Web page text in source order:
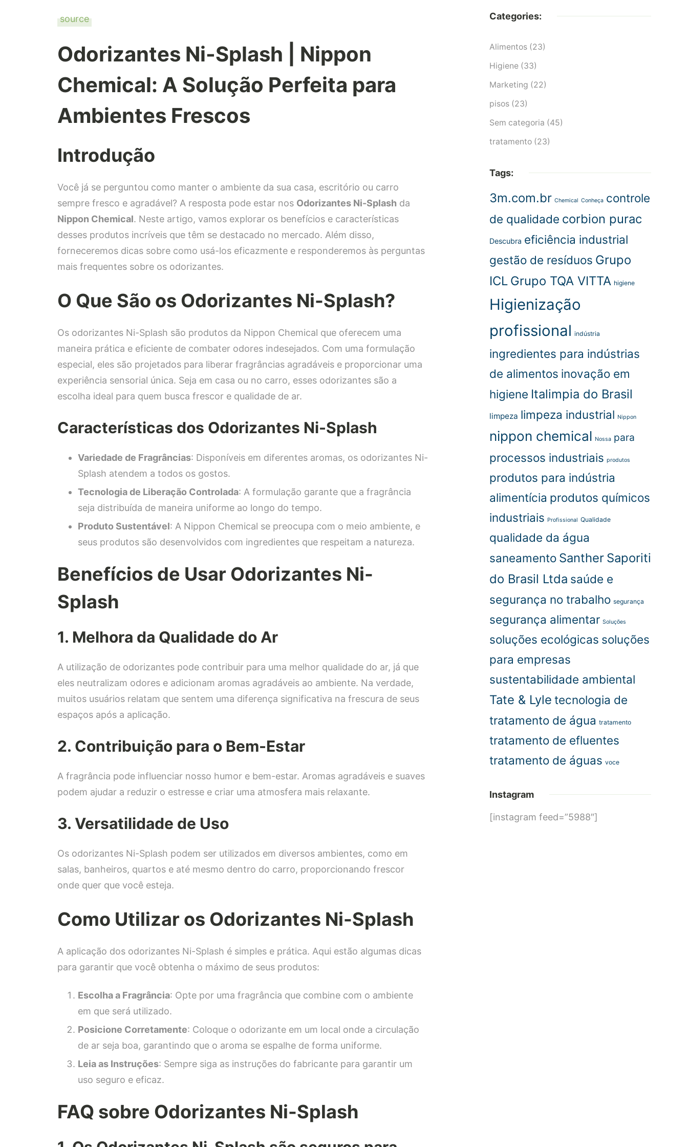
source
Odorizantes Ni-Splash | Nippon
Chemical: A Solução Perfeita para
Ambientes Frescos
Introdução
Você já se perguntou como manter o ambiente da sua casa, escritório ou carro
sempre fresco e agradável? A resposta pode estar nos Odorizantes Ni-Splash da
Nippon Chemical. Neste artigo, vamos explorar os benefícios e características
desses produtos incríveis que têm se destacado no mercado. Além disso,
forneceremos dicas sobre como usá-los eficazmente e responderemos às perguntas
mais frequentes sobre os odorizantes.
O Que São os Odorizantes Ni-Splash?
Os odorizantes Ni-Splash são produtos da Nippon Chemical que oferecem uma
maneira prática e eficiente de combater odores indesejados. Com uma formulação
especial, eles são projetados para liberar fragrâncias agradáveis e proporcionar uma
experiência sensorial única. Seja em casa ou no carro, esses odorizantes são a
escolha ideal para quem busca frescor e qualidade de ar.
Características dos Odorizantes Ni-Splash
Variedade de Fragrâncias: Disponíveis em diferentes aromas, os odorizantes Ni-
Splash atendem a todos os gostos.
Tecnologia de Liberação Controlada: A formulação garante que a fragrância
seja distribuída de maneira uniforme ao longo do tempo.
Produto Sustentável: A Nippon Chemical se preocupa com o meio ambiente, e
seus produtos são desenvolvidos com ingredientes que respeitam a natureza.
Benefícios de Usar Odorizantes Ni-
Splash
1. Melhora da Qualidade do Ar
A utilização de odorizantes pode contribuir para uma melhor qualidade do ar, já que
eles neutralizam odores e adicionam aromas agradáveis ao ambiente. Na verdade,
muitos usuários relatam que sentem uma diferença significativa na frescura de seus
espaços após a aplicação.
2. Contribuição para o Bem-Estar
A fragrância pode influenciar nosso humor e bem-estar. Aromas agradáveis e suaves
podem ajudar a reduzir o estresse e criar uma atmosfera mais relaxante.
3. Versatilidade de Uso
Os odorizantes Ni-Splash podem ser utilizados em diversos ambientes, como em
salas, banheiros, quartos e até mesmo dentro do carro, proporcionando frescor
onde quer que você esteja.
Como Utilizar os Odorizantes Ni-Splash
A aplicação dos odorizantes Ni-Splash é simples e prática. Aqui estão algumas dicas
para garantir que você obtenha o máximo de seus produtos:
Escolha a Fragrância: Opte por uma fragrância que combine com o ambiente
em que será utilizado.
Posicione Corretamente: Coloque o odorizante em um local onde a circulação
de ar seja boa, garantindo que o aroma se espalhe de forma uniforme.
Leia as Instruções: Sempre siga as instruções do fabricante para garantir um
uso seguro e eficaz.
FAQ sobre Odorizantes Ni-Splash
Categories:
Alimentos (23)
Higiene (33)
Marketing (22)
pisos (23)
Sem categoria (45)
tratamento (23)
Tags:
3m.com.br Chemical Conheça controle
de qualidade corbion purac
Descubra eficiência industrial
gestão de resíduos Grupo
ICL Grupo TQA VITTA higiene
Higienização
profissional indústria
ingredientes para indústrias
de alimentos inovação em
higiene Italimpia do Brasil
limpeza limpeza industrial Nippon
nippon chemical Nossa para
processos industriais produtos
produtos para indústria
alimentícia produtos químicos
industriais Profissional Qualidade
qualidade da água
saneamento Santher Saporiti
do Brasil Ltda saúde e
segurança no trabalho segurança
segurança alimentar Soluções
soluções ecológicas soluções
para empresas
sustentabilidade ambiental
Tate & Lyle tecnologia de
tratamento de água tratamento
tratamento de efluentes
tratamento de águas voce
Instagram
[instagram feed=”5988″]